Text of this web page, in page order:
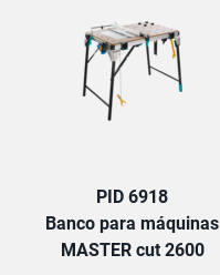
PID 6918
Banco para máquinas
MASTER cut 2600